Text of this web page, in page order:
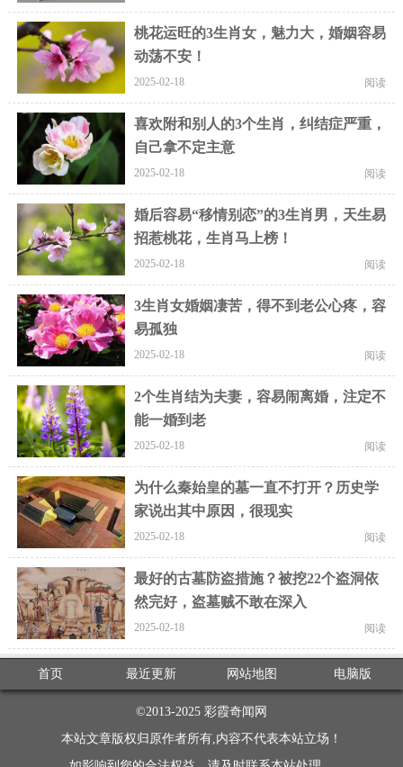
桃花运旺的3生肖女，魅力大，婚姻容易
动荡不安！
2025-02-18 阅读
喜欢附和别人的3个生肖，纠结症严重，
自己拿不定主意
2025-02-18 阅读
婚后容易“移情别恋”的3生肖男，天生易
招惹桃花，生肖马上榜！
2025-02-18 阅读
3生肖女婚姻凄苦，得不到老公心疼，容
易孤独
2025-02-18 阅读
2个生肖结为夫妻，容易闹离婚，注定不
能一婚到老
2025-02-18 阅读
为什么秦始皇的墓一直不打开？历史学
家说出其中原因，很现实
2025-02-18 阅读
最好的古墓防盗措施？被挖22个盗洞依
然完好，盗墓贼不敢在深入
2025-02-18 阅读
首页 最近更新 网站地图 电脑版
©2013-2025 彩霞奇闻网
本站文章版权归原作者所有,内容不代表本站立场！